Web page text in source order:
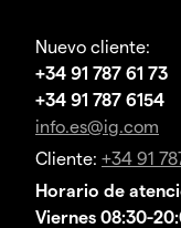
Nuevo cliente:
+34 91 787 61 73
+34 91 787 6154
info.es@ig.com
Cliente: +34 91
Horario de
Viernes 08:30-